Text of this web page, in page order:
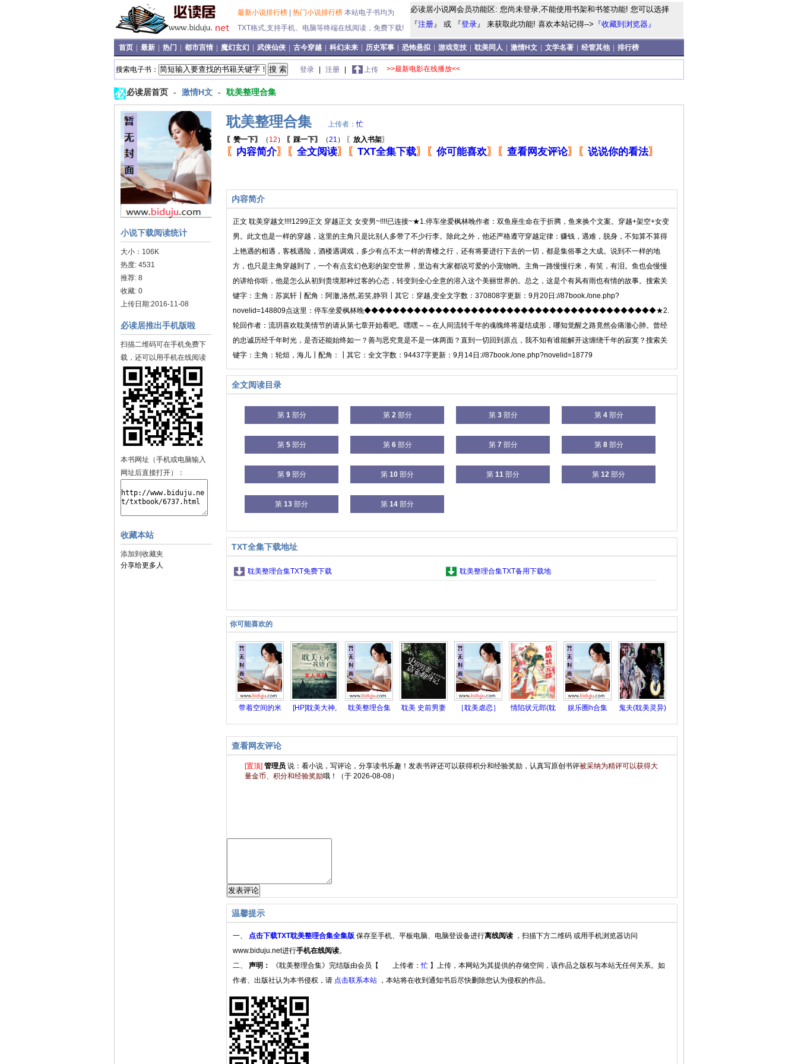
最新小说排行榜 热门小说排行榜 本站电子书均为
TXT格式,支持手机、电脑等终端在线阅读，免费下载!
必读居小说网会员功能区: 您尚未登录,不能使用书架和书签功能! 您可以选择
『注册』 或 『登录』 来获取此功能! 喜欢本站记得--> 『收藏到浏览器』
首页 最新 热门 都市言情 魔幻玄幻 武侠仙侠 古今穿越 科幻未来 历史军事 恐怖悬拟 游戏竞技 耽美同人 激情H文 文学名著 经管其他 排行榜
搜索电子书： 登录 注册 上传 >>最新电影在线播放<<
必读居首页 - 激情H文 - 耽美整理合集
小说下载阅读统计
大小：106K
热度: 4531
推荐: 8
收藏: 0
上传日期:2016-11-08
必读居推出手机版啦
扫描二维码可在手机免费下
载，还可以用手机在线阅读
本书网址（手机或电脑输入
网址后直接打开）：
收藏本站
添加到收藏夹
分享给更多人
耽美整理合集 上传者：忙
〖赞一下〗
（ 12 ） 〖踩一下〗 （21 ） 〖 放入书架〗
〖 内容简介〗 〖 全文阅读〗 〖 TXT全集下载〗 〖你可能喜欢〗 〖 查看网友评论〗 〖 说说你的看法〗
内容简介
正文 耽美穿越文!!!!1299正文 穿越正文 女变男~!!!!已连接~★1.停车坐爱枫林晚作者：双鱼座生命在于折腾，鱼来换个文案。穿越+架空+女变
男。此文也是一样的穿越，这里的主角只是比别人多带了不少行李。除此之外，他还严格遵守穿越定律：赚钱，遇难，脱身，不知算不算得
上艳遇的相遇，客栈遇险，酒楼遇调戏，多少有点不太一样的青楼之行，还有将要进行下去的一切，都是集俗事之大成。说到不一样的地
方，也只是主角穿越到了，一个有点玄幻色彩的架空世界，里边有大家都说可爱的小宠物哟。主角一路慢慢行来，有笑，有泪。鱼也会慢慢
的讲给你听，他是怎么从初到贵境那种过客的心态，转变到全心全意的溶入这个美丽世界的。总之，这是个有风有雨也有情的故事。搜索关
键字：主角：苏岚轩┃配角：阿澈,洛然,若笑,静羽┃其它：穿越,变全文字数：370808字更新：9月20日://87book./one.php?
novelid=148809点这里：停车坐爱枫林晚◆◆◆◆◆◆◆◆◆◆◆◆◆◆◆◆◆◆◆◆◆◆◆◆◆◆◆◆◆◆◆◆◆◆◆◆◆◆◆◆◆★2.
轮回作者：流玥喜欢耽美情节的请从第七章开始看吧。嘿嘿～～在人间流转千年的魂魄终将凝结成形，哪知觉醒之路竟然会痛澈心肺。曾经
的忠诚历经千年时光，是否还能始终如一？善与恶究竟是不是一体两面？直到一切回到原点，我不知有谁能解开这缠绕千年的寂寞？搜索关
键字：主角：轮烜，海儿┃配角：┃其它：全文字数：94437字更新：9月14日://87book./one.php?novelid=18779
全文阅读目录
第 1部分 第 2部分 第 3部分 第 4部分
第 5部分 第 6部分 第 7 部分 第 8部分
第 9部分 第 10 部分 第 11 部分 第 12 部分
第 13 部分 第 14 部分
TXT全集下载地址
耽美整理合集TXT免费下载 耽美整理合集TXT备用下载地
你可能喜欢的
带着空间的米
虫生活(
[HP]耽美大神,
我错了
耽美整理合集
耽美 史前男妻
咸鱼翻
［耽美虐恋］
楚楚
情陷状元郎(耽
美)
娱乐圈h合集 鬼夫(耽美灵异)
查看网友评论
[置顶] 管理员 说： 看小说，写评论，分享读书乐趣！发表书评还可以获得积分和经验奖励，认真写原创书评被采纳为精评可以获得大
量金币、积分和经验奖励哦！ （于 2026-08-08）
温馨提示
一、 点击下载TXT耽美整理合集全集版 保存至手机、平板电脑、电脑登设备进行离线阅读 ，扫描下方二维码 或用手机浏览器访问
www.biduju.net进行手机在线阅读。
二、 声明： 《耽美整理合集》完结版由会员【 上传者：忙 】上传，本网站为其提供的存储空间，该作品之版权与本站无任何关系。如
作者、出版社认为本书侵权，请 点击联系本站 ，本站将在收到通知书后尽快删除您认为侵权的作品。